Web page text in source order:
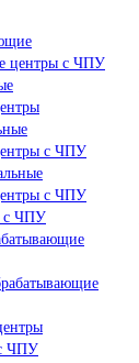
центры с ЧПУ
с ЧПУ
с ЧПУ
с ЧПУ
ЧПУ